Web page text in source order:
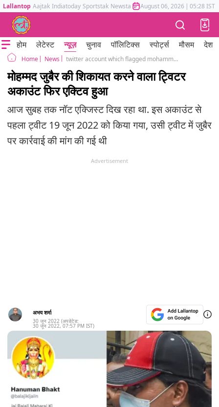
Lallantop Aajtak Indiatoday Sportstak Newstak Mumbai Tak Astrotak
August 06, 2026 | 05:28 IST
होम लेटेस्ट न्यूज़ चुनाव पॉलिटिक्स स्पोर्ट्स मौसम देश
Home News twitter account which flagged mohammed zubair tweet active again
मोहम्मद जुबैर की शिकायत करने वाला ट्विटर
अकाउंट फिर एक्टिव हुआ
आज सुबह तक नॉट एक्जिस्ट दिख रहा था. इस अकाउंट से
पहला ट्वीट 19 जून 2022 को किया गया, उसी ट्वीट में जुबैर
पर कार्रवाई की मांग की गई थी
Advertisement
अभय शर्मा
30 जून 2022 (अपडेटेड:
30 जून 2022, 07:57 PM IST)